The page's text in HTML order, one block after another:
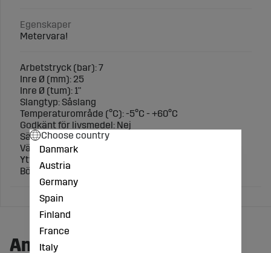
Egenskaper
Metervara!
Arbetstryck (bar): 7
Inre Ø (mm): 25
Inre Ø (tum): 1"
Slangtyp: Såslang
Temperaturområde (°C): -5°C - +60°C
Godkänt för livsmedel: Nej
Säljs per meter!
Väggtjocklek (mm): 3
Ytter-Ø (mm): 31
Böjradie (mm): 110
Andra köpte även:
Choose country
Danmark
Austria
Germany
Spain
Finland
France
Italy